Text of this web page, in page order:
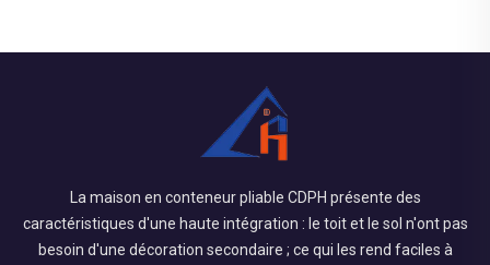
La maison en conteneur pliable CDPH présente des
caractéristiques d'une haute intégration : le toit et le sol n'ont pas
besoin d'une décoration secondaire ; ce qui les rend faciles à